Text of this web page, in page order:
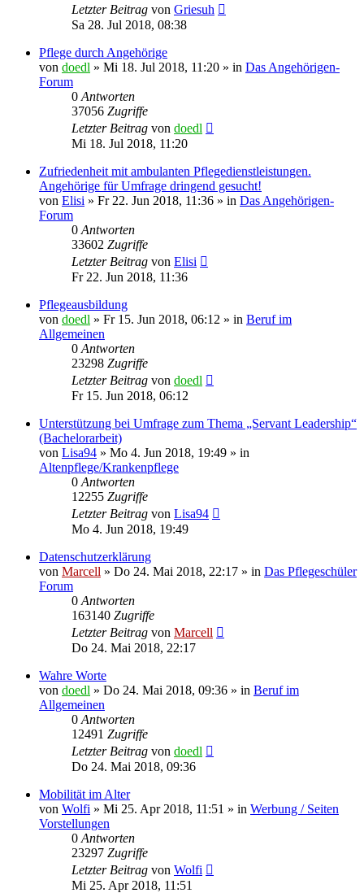
Letzter Beitrag von Griesuh
Sa 28. Jul 2018, 08:38
Pflege durch Angehörige
von doedl » Mi 18. Jul 2018, 11:20 » in Das Angehörigen-
Forum
0 Antworten
37056 Zugriffe
Letzter Beitrag von doedl
Mi 18. Jul 2018, 11:20
Zufriedenheit mit ambulanten Pflegedienstleistungen.
Angehörige für Umfrage dringend gesucht!
von Elisi » Fr 22. Jun 2018, 11:36 » in Das Angehörigen-
Forum
0 Antworten
33602 Zugriffe
Letzter Beitrag von Elisi
Fr 22. Jun 2018, 11:36
Pflegeausbildung
von doedl » Fr 15. Jun 2018, 06:12 » in Beruf im
Allgemeinen
0 Antworten
23298 Zugriffe
Letzter Beitrag von doedl
Fr 15. Jun 2018, 06:12
Unterstützung bei Umfrage zum Thema „Servant Leadership“
(Bachelorarbeit)
von Lisa94 » Mo 4. Jun 2018, 19:49 » in
Altenpflege/Krankenpflege
0 Antworten
12255 Zugriffe
Letzter Beitrag von Lisa94
Mo 4. Jun 2018, 19:49
Datenschutzerklärung
von Marcell » Do 24. Mai 2018, 22:17 » in Das Pflegeschüler
Forum
0 Antworten
163140 Zugriffe
Letzter Beitrag von Marcell
Do 24. Mai 2018, 22:17
Wahre Worte
von doedl » Do 24. Mai 2018, 09:36 » in Beruf im
Allgemeinen
0 Antworten
12491 Zugriffe
Letzter Beitrag von doedl
Do 24. Mai 2018, 09:36
Mobilität im Alter
von Wolfi » Mi 25. Apr 2018, 11:51 » in Werbung / Seiten
Vorstellungen
0 Antworten
23297 Zugriffe
Letzter Beitrag von Wolfi
Mi 25. Apr 2018, 11:51